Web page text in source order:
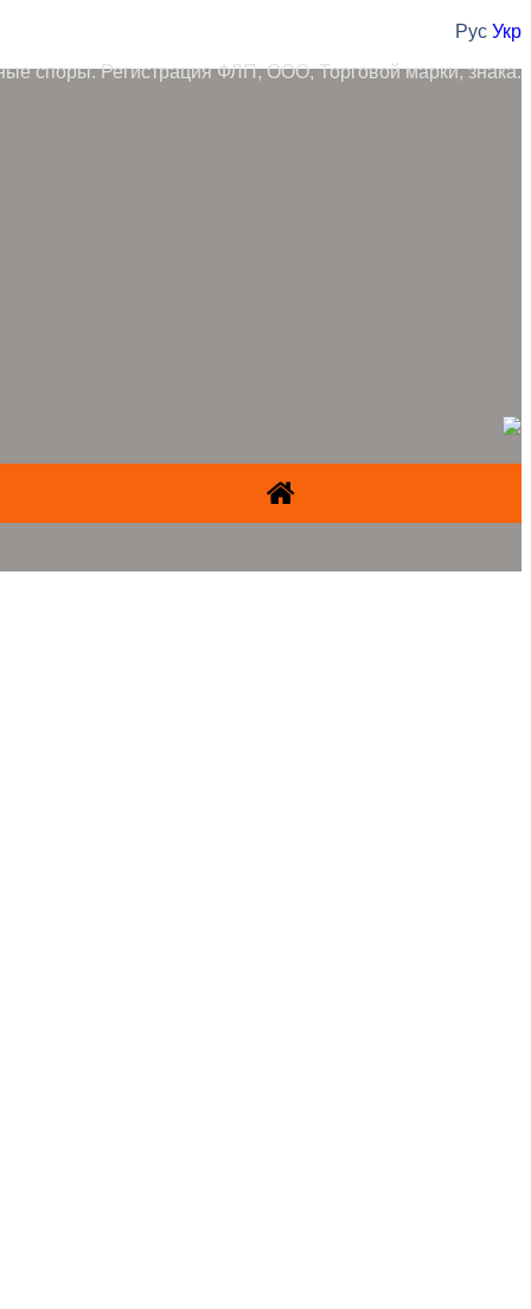
Рус Укр
споры. Регистрация ФЛП, ООО, Торговой марки, знака.